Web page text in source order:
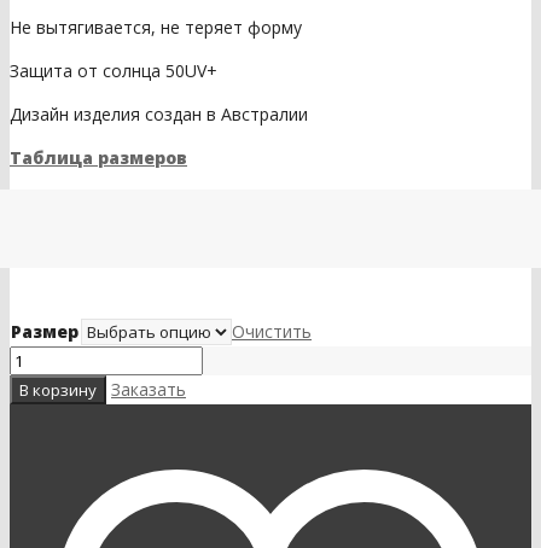
Не вытягивается, не теряет форму
Защита от солнца 50UV+
Дизайн изделия создан в Австралии
Таблица размеров
Размер Очистить
В корзину Заказать